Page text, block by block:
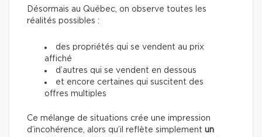
Désormais au Québec, on observe toutes les
réalités possibles :
des propriétés qui se vendent au prix
affiché
d’autres qui se vendent en dessous
et encore certaines qui suscitent des
offres multiples
Ce mélange de situations crée une impression
d’incohérence, alors qu’il reflète simplement un